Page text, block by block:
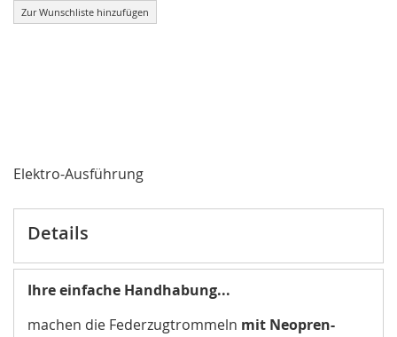
Zur Wunschliste hinzufügen
Elektro-Ausführung
Details
Ihre einfache Handhabung...
machen die Federzugtrommeln mit Neopren-